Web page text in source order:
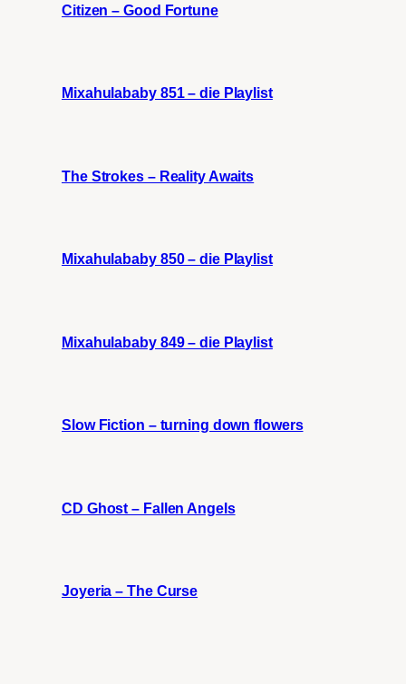
Citizen – Good Fortune
Mixahulababy 851 – die Playlist
The Strokes – Reality Awaits
Mixahulababy 850 – die Playlist
Mixahulababy 849 – die Playlist
Slow Fiction – turning down flowers
CD Ghost – Fallen Angels
Joyeria – The Curse